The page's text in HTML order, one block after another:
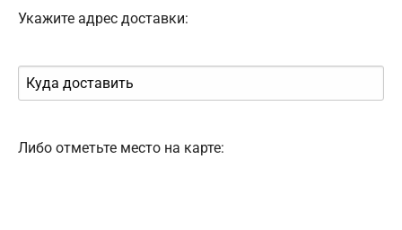
Укажите адрес доставки:
Либо отметьте место на карте: